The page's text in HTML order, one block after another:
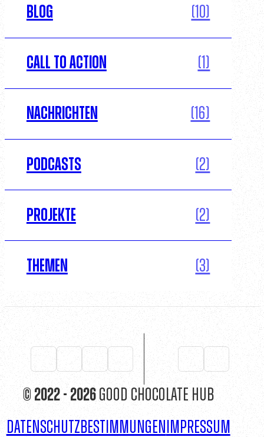
Blog (10)
Call to Action (1)
Nachrichten (16)
Podcasts (2)
Projekte (2)
Themen (3)
© 2022 - 2026Good Chocolate Hub
DatenschutzbestimmungenImpressum